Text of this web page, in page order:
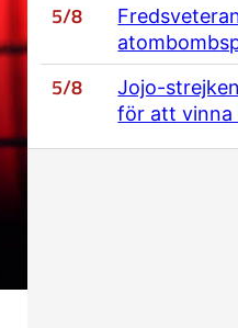
5/8
5/8
Jojo-
för att vinna